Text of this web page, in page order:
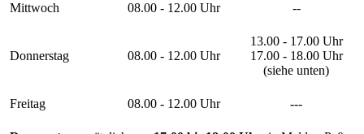
Mittwoch
08.00 - 12.00 Uhr --
Donnerstag 08.00 - 12.00 Uhr
13.00 - 17.00 Uhr
17.00 - 18.00 Uhr
(siehe unten)
Freitag 08.00 - 12.00 Uhr ---